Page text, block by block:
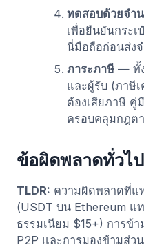
ทดสอบด้วยจำ
เพื่อยืนยันกระเ
นี่มือถือก่อนส่ง
ภาระภาษี— ทั้ง
และผู้รับ (ภาษี
ต้องเสียภาษี คู่
ครอบคลุมกฎต
ข้อผิดพลาดทั่วไ
TLDR: ความผิดพลาดที่แ
(USDT บน Ethereum แ
ธรรมเนียม $15+) การข้
P2P และการมองข้ามส่ว